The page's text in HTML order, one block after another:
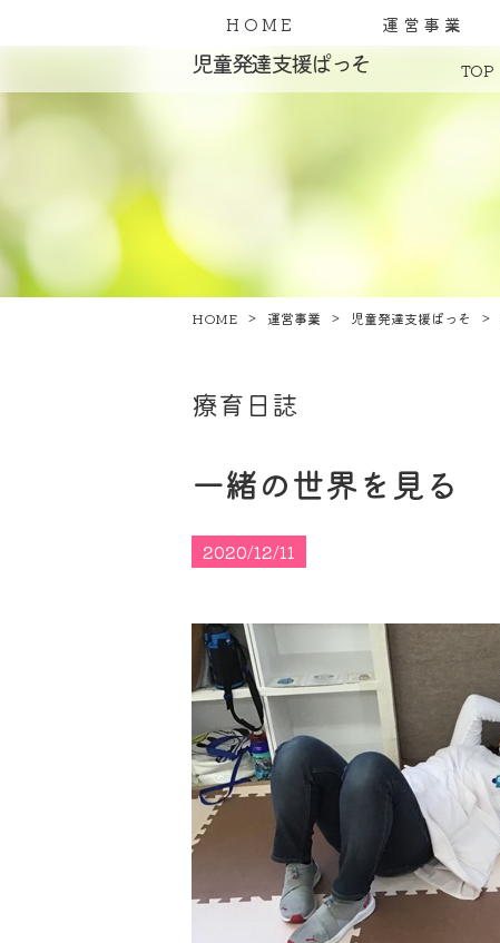
HOME 運営事業
児童発達支援ぱっそ TOP
HOME 運営事業 児童発達支援ぱっそ
療育日誌
一緒の世界を見る
2020/12/11